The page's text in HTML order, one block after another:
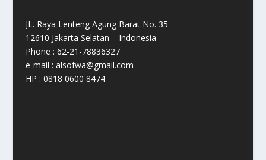
JL. Raya Lenteng Agung Barat No. 35
12610 Jakarta Selatan – Indonesia
Phone : 62-21-78836327
e-mail : alsofwa@gmail.com
HP : 0818 0600 8474